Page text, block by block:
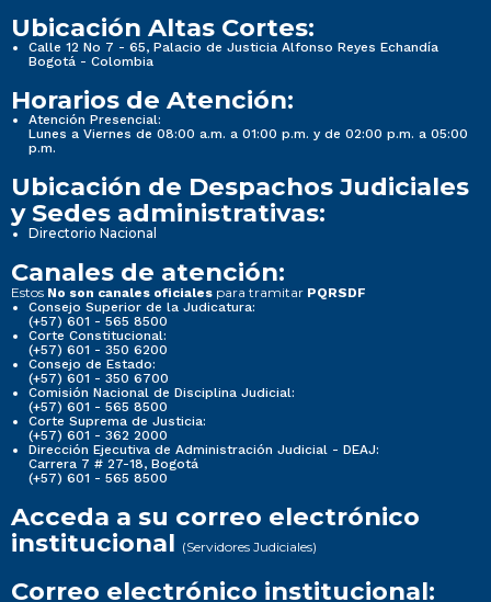
Ubicación Altas Cortes:
Calle 12 No 7 - 65, Palacio de Justicia Alfonso Reyes Echandía
Bogotá - Colombia
Horarios de Atención:
Atención Presencial:
Lunes a Viernes de 08:00 a.m. a 01:00 p.m. y de 02:00 p.m. a 05:00
p.m.
Ubicación de Despachos Judiciales
y Sedes administrativas:
Directorio Nacional
Canales de atención:
Estos No son canales oficiales para tramitar PQRSDF
Consejo Superior de la Judicatura:
(+57) 601 - 565 8500
Corte Constitucional:
(+57) 601 - 350 6200
Consejo de Estado:
(+57) 601 - 350 6700
Comisión Nacional de Disciplina Judicial:
(+57) 601 - 565 8500
Corte Suprema de Justicia:
(+57) 601 - 362 2000
Dirección Ejecutiva de Administración Judicial - DEAJ:
Carrera 7 # 27-18, Bogotá
(+57) 601 - 565 8500
Acceda a su correo electrónico
institucional (Servidores Judiciales)
Correo electrónico institucional: